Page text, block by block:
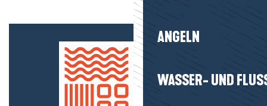
ANGELN
WASSER- UND